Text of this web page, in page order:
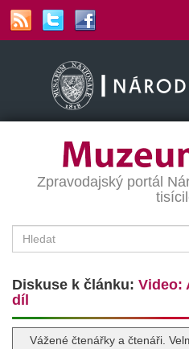
Zpravodajský portál
Diskuse k článku: Video:
díl
Vážené čtenářky a čtenáři.